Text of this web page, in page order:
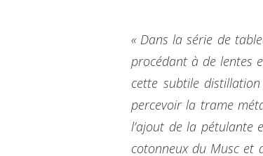
« Dans la série de
procédant à de lentes
cette subtile
percevoir la trame
l’ajout de la pétulante
cotonneux du Musc et